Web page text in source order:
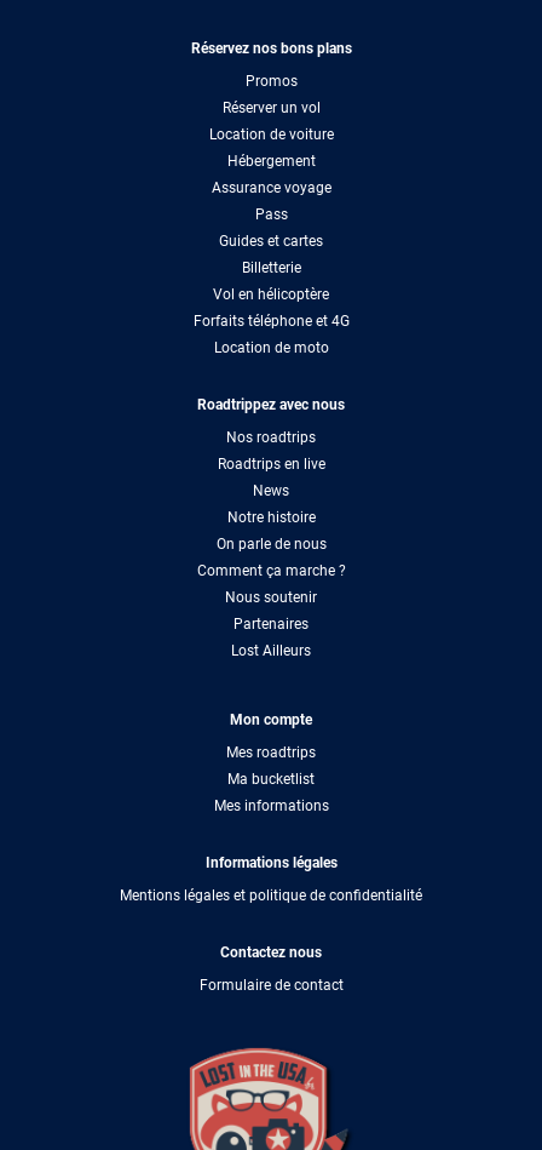
Réservez nos bons plans
Promos
Réserver un vol
Location de voiture
Hébergement
Assurance voyage
Pass
Guides et cartes
Billetterie
Vol en hélicoptère
Forfaits téléphone et 4G
Location de moto
Roadtrippez avec nous
Nos roadtrips
Roadtrips en live
News
Notre histoire
On parle de nous
Comment ça marche ?
Nous soutenir
Partenaires
Lost Ailleurs
Mon compte
Mes roadtrips
Ma bucketlist
Mes informations
Informations légales
Mentions légales et politique de confidentialité
Contactez nous
Formulaire de contact